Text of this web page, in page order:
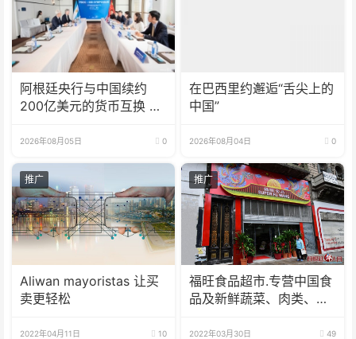
阿根廷央行与中国续约
200亿美元的货币互换 有
2026年08月05日 0
在巴西里约邂逅“舌尖上的
中国”
2026年08月04日 0
推广
Aliwan mayoristas 让买
卖更轻松
2022年04月11日 10
推广
福旺食品超市.专营中国食
品及新鲜蔬菜、肉类、
2022年03月30日 49